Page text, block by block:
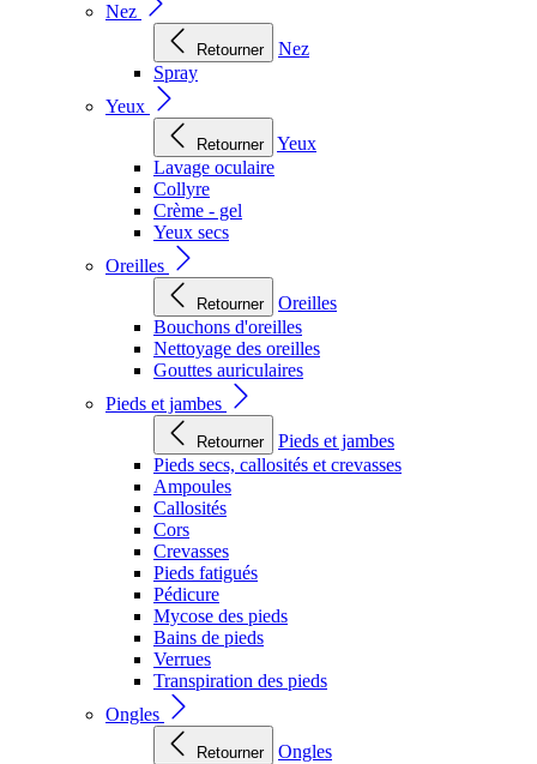
Nez
Retourner
Nez
Spray
Yeux
Retourner
Yeux
Lavage oculaire
Collyre
Crème - gel
Yeux secs
Oreilles
Retourner
Oreilles
Bouchons d'oreilles
Nettoyage des oreilles
Gouttes auriculaires
Pieds et jambes
Retourner
Pieds et jambes
Pieds secs, callosités et crevasses
Ampoules
Callosités
Cors
Crevasses
Pieds fatigués
Pédicure
Mycose des pieds
Bains de pieds
Verrues
Transpiration des pieds
Ongles
Retourner
Ongles